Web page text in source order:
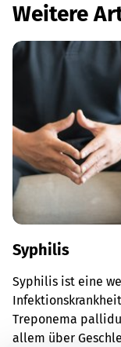
Weitere
Syphilis
Syphilis ist eine
Treponema
allem über